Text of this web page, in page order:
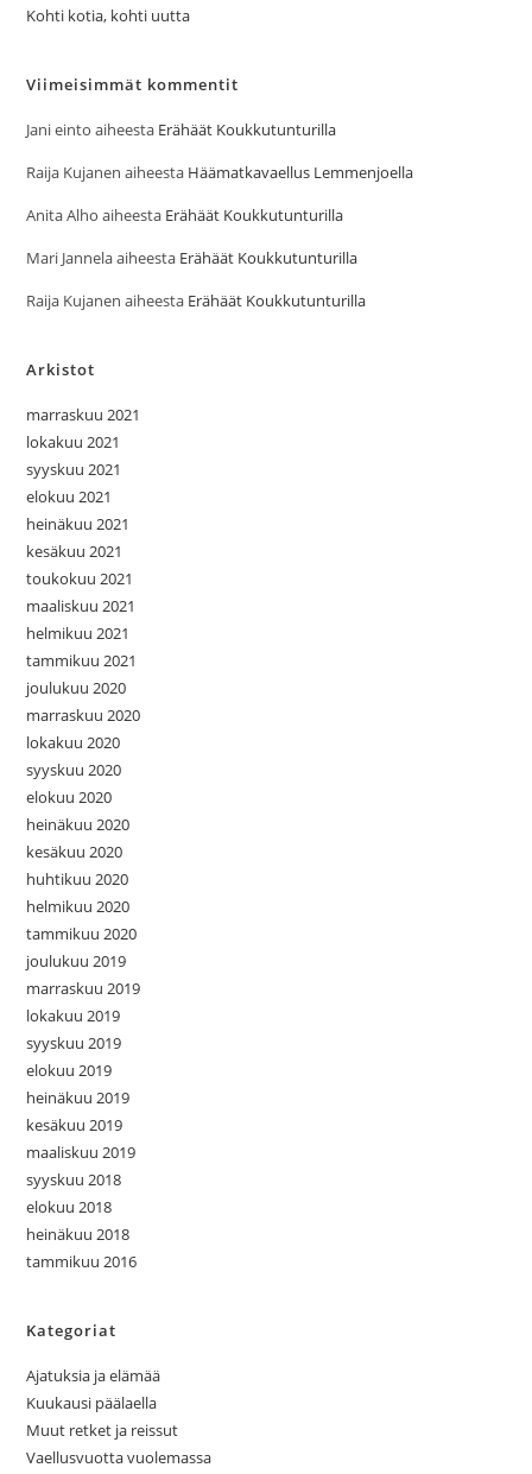
Kohti kotia, kohti uutta
Viimeisimmät kommentit
Jani einto aiheesta Erähäät Koukkutunturilla
Raija Kujanen aiheesta Häämatkavaellus Lemmenjoella
Anita Alho aiheesta Erähäät Koukkutunturilla
Mari Jannelaaiheesta Erähäät Koukkutunturilla
Raija Kujanen aiheesta Erähäät Koukkutunturilla
Arkistot
marraskuu 2021
lokakuu 2021
syyskuu 2021
elokuu 2021
heinäkuu 2021
kesäkuu 2021
toukokuu 2021
maaliskuu 2021
helmikuu 2021
tammikuu 2021
joulukuu 2020
marraskuu 2020
lokakuu 2020
syyskuu 2020
elokuu 2020
heinäkuu 2020
kesäkuu 2020
huhtikuu 2020
helmikuu 2020
tammikuu 2020
joulukuu 2019
marraskuu 2019
lokakuu 2019
syyskuu 2019
elokuu 2019
heinäkuu 2019
kesäkuu 2019
maaliskuu 2019
syyskuu 2018
elokuu 2018
heinäkuu 2018
tammikuu 2016
Kategoriat
Ajatuksia ja elämää
Kuukausi päälaella
Muut retket ja reissut
Vaellusvuotta vuolemassa